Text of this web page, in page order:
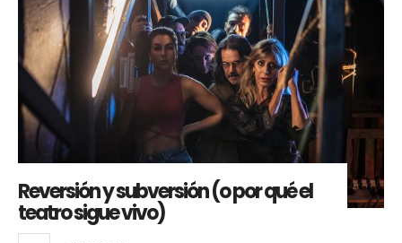
Reversión y subversión (o por qué el
teatro sigue vivo)